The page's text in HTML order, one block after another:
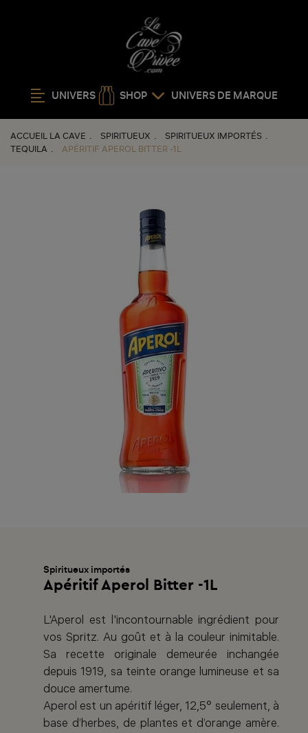
UNIVERS SHOP UNIVERS DE MARQUE
ACCUEIL LA CAVE SPIRITUEUX
SPIRITUEUX IMPORTÉS
TEQUILA
APÉRITIF APEROL BITTER -1L
Spiritueux importés
Apéritif Aperol Bitter -1L
L'Aperol est l'incontournable ingrédient pour
vos Spritz. Au goût et à la couleur inimitable.
Sa recette originale demeurée inchangée
depuis 1919, sa teinte orange lumineuse et sa
douce amertume.
Aperol est un apéritif léger, 12,5° seulement, à
base d’herbes, de plantes et d’orange amère.